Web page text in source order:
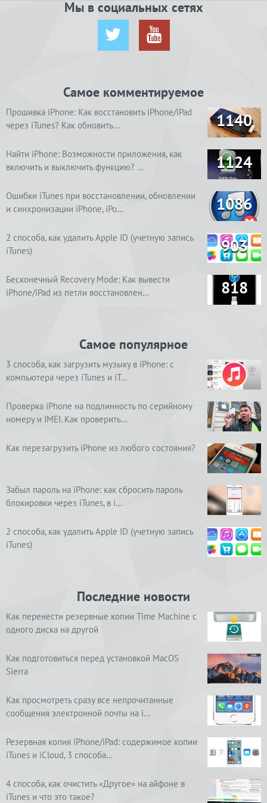
Мы в социальных сетях
Самое комментируемое
Прошивка iPhone: Как восстановить iPhone/iPad
через iTunes? Как обновить…
1140
Найти iPhone: Возможности приложения, как
включить и выключить функцию? …
1124
Ошибки iTunes при восстановлении, обновлении
и синхронизации iPhone, iPo…
1086
2 способа, как удалить Apple ID (учетную запись
iTunes)
903
Бесконечный Recovery Mode: Как вывести
iPhone/iPad из петли восстановлен…
818
Самое популярное
3 способа, как загрузить музыку в iPhone: с
компьютера через iTunes и iT…
Проверка iPhone на подлинность по серийному
номеру и IMEI. Как проверить…
Как перезагрузить iPhone из любого состояния?
Забыл пароль на iPhone: как сбросить пароль
блокировки через iTunes, в i…
2 способа, как удалить Apple ID (учетную запись
iTunes)
Последние новости
Как перенести резервные копии Time Machine с
одного диска на другой
Как подготовиться перед установкой MacOS
Sierra
Как просмотреть сразу все непрочитанные
сообщения электронной почты на i…
Резервная копия iPhone/iPad: содержимое копии
iTunes и iCloud, 3 способа…
4 способа, как очистить «Другое» на айфоне в
iTunes и что это такое?